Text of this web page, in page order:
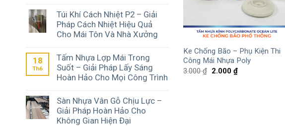
Túi Khí Cách Nhiệt P2 – Giải
Pháp Cách Nhiệt Hiệu Quả
Cho Mái Tôn Và Nhà Xưởng
18
Th6
Tấm Nhựa Lợp Mái Trong
Suốt – Giải Pháp Lấy Sáng
Hoàn Hảo Cho Mọi Công Trình
Sàn Nhựa Vân Gỗ Chịu Lực –
Giải Pháp Hoàn Hảo Cho
Không Gian Hiện Đại
Ke Chống Bão – Phụ Kiện Thi
Công Mái Nhựa Poly
3.000₫ 2.000 ₫